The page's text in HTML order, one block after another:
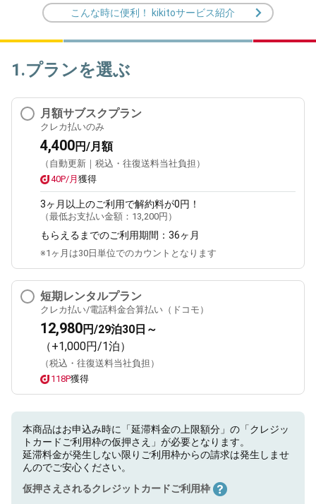
こんな時に便利！ kikitoサービス紹介
1.プランを選ぶ
月額サブスクプラン
クレカ払いのみ
4,400円/月額
（自動更新｜税込・往復送料当社負担）
40P/月 獲得
3ヶ月 以上のご利用で解約料が0円！
（最低お支払い金額： 13,200円 ）
もらえるまでのご利用期間： 36ヶ月
※1ヶ月は30日単位でのカウントとなります
短期レンタルプラン
クレカ払い/電話料金合算払い（ドコモ）
12,980円/29泊30日～
（+1,000円/1泊）
（税込・往復送料当社負担）
118P獲得
本商品はお申込み時に「延滞料金の上限額分」の「クレジッ
トカードご利用枠の仮押さえ」が必要となります。
延滞料金が発生しない限りご利用枠からの請求は発生しませ
んのでご安心ください。
仮押さえされるクレジットカードご利用枠